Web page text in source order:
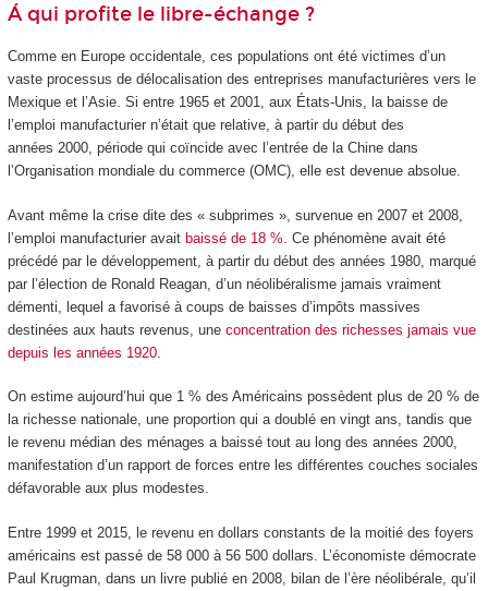
Á qui profite le libre-échange ?
Comme en Europe occidentale, ces populations ont été victimes d’un
vaste processus de délocalisation des entreprises manufacturières vers le
Mexique et l’Asie. Si entre 1965 et 2001, aux États-Unis, la baisse de
l’emploi manufacturier n’était que relative, à partir du début des
années 2000, période qui coïncide avec l’entrée de la Chine dans
l’Organisation mondiale du commerce (OMC), elle est devenue absolue.
Avant même la crise dite des « subprimes », survenue en 2007 et 2008,
l’emploi manufacturier avait baissé de 18 % . Ce phénomène avait été
précédé par le développement, à partir du début des années 1980, marqué
par l’élection de Ronald Reagan, d’un néolibéralisme jamais vraiment
démenti, lequel a favorisé à coups de baisses d’impôts massives
destinées aux hauts revenus, une concentration des richesses jamais vue
depuis les années 1920.
On estime aujourd’hui que 1 % des Américains possèdent plus de 20 % de
la richesse nationale, une proportion qui a doublé en vingt ans, tandis que
le revenu médian des ménages a baissé tout au long des années 2000,
manifestation d’un rapport de forces entre les différentes couches sociales
défavorable aux plus modestes.
Entre 1999 et 2015, le revenu en dollars constants de la moitié des foyers
américains est passé de 58 000 à 56 500 dollars. L’économiste démocrate
Paul Krugman, dans un livre publié en 2008, bilan de l’ère néolibérale, qu’il